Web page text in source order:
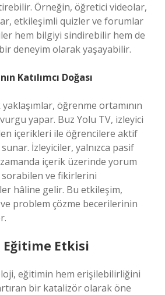
Örneğin, öğretici videolar,
etkileşimli quizler ve forumlar
hem bilgiyi sindirebilir hem de
deneyim olarak yaşayabilir.
Katılımcı Doğası
öğrenme ortamının
vurgu yapar. Buz Yolu TV, izleyici
içerikleri ile öğrencilere aktif
İzleyiciler, yalnızca pasif
içerik üzerinde yorum
ve fikirlerini
hâline gelir. Bu etkileşim,
ve problem çözme becerilerinin
Etkisi
eğitimin hem erişilebilirliğini
bir katalizör olarak öne